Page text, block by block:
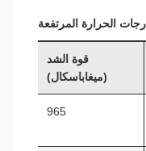
الحرارة المرتفعة
قوة الشد
(ميغاباسكال)
965